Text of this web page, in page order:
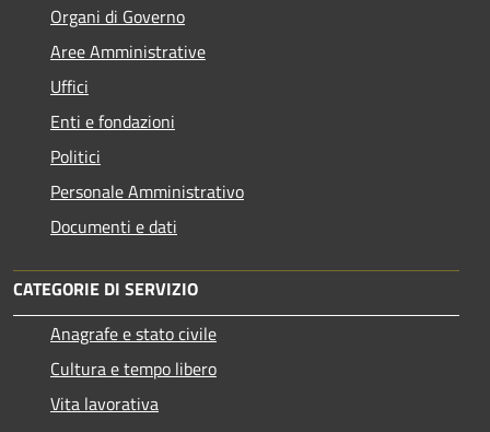
Organi di Governo
Aree Amministrative
Uffici
Enti e fondazioni
Politici
Personale Amministrativo
Documenti e dati
CATEGORIE DI SERVIZIO
Anagrafe e stato civile
Cultura e tempo libero
Vita lavorativa